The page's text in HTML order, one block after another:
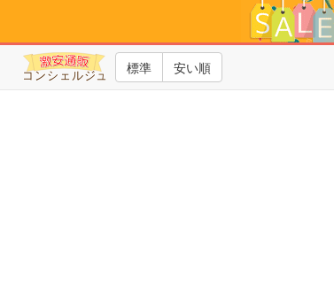
標準 安い順